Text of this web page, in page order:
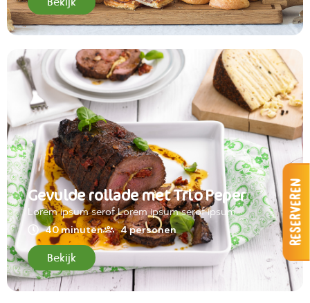
Gevulde rollade met Trio Peper
Lorem ipsum serof Lorem ipsum serof ipsum
40 minuten
4 personen
Bekijk
Reserveren